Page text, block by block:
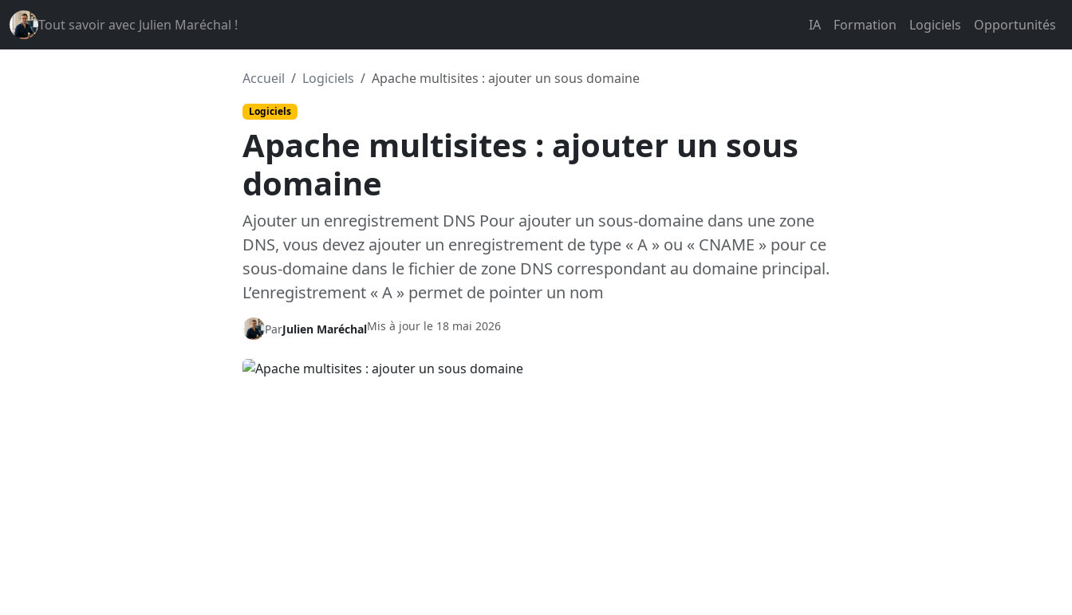
Tout savoir avec Julien Maréchal ! IA Formation Logiciels Opportunités
Accueil Logiciels Apache multisites : ajouter un sous domaine
Logiciels
Apache multisites : ajouter un sous
domaine
Ajouter un enregistrement DNS Pour ajouter un sous-domaine dans une zone
DNS, vous devez ajouter un enregistrement de type « A » ou « CNAME » pour ce
sous-domaine dans le fichier de zone DNS correspondant au domaine principal.
L’enregistrement « A » permet de pointer un nom
ParJulien MaréchalMis à jour le 18 mai 2026